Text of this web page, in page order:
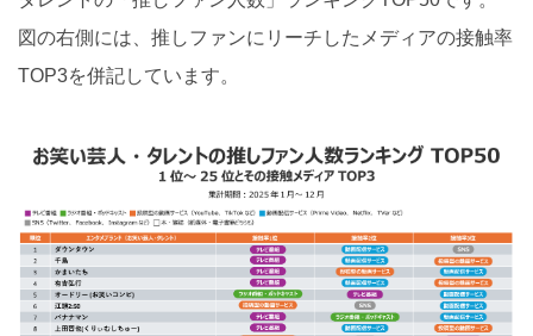
図の右側には、推しファンにリーチしたメディアの接触率
TOP3を併記しています。